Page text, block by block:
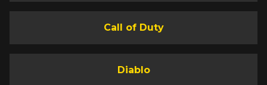
Call of Duty
Diablo